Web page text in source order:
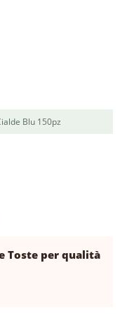
Blu 150pz
Toste per qualità